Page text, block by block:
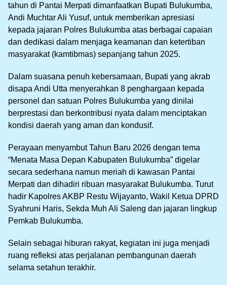
tahun di Pantai Merpati dimanfaatkan Bupati Bulukumba,
Andi Muchtar Ali Yusuf, untuk memberikan apresiasi
kepada jajaran Polres Bulukumba atas berbagai capaian
dan dedikasi dalam menjaga keamanan dan ketertiban
masyarakat (kamtibmas) sepanjang tahun 2025.
Dalam suasana penuh kebersamaan, Bupati yang akrab
disapa Andi Utta menyerahkan 8 penghargaan kepada
personel dan satuan Polres Bulukumba yang dinilai
berprestasi dan berkontribusi nyata dalam menciptakan
kondisi daerah yang aman dan kondusif.
Perayaan menyambut Tahun Baru 2026 dengan tema
“Menata Masa Depan Kabupaten Bulukumba” digelar
secara sederhana namun meriah di kawasan Pantai
Merpati dan dihadiri ribuan masyarakat Bulukumba. Turut
hadir Kapolres AKBP Restu Wijayanto, Wakil Ketua DPRD
Syahruni Haris, Sekda Muh Ali Saleng dan jajaran lingkup
Pemkab Bulukumba.
Selain sebagai hiburan rakyat, kegiatan ini juga menjadi
ruang refleksi atas perjalanan pembangunan daerah
selama setahun terakhir.